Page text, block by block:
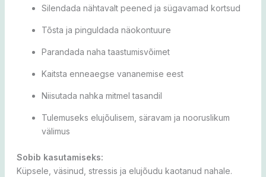
Silendada nähtavalt peened ja sügavamad kortsud
Tõsta ja pinguldada näokontuure
Parandada naha taastumisvõimet
Kaitsta enneaegse vananemise eest
Niisutada nahka mitmel tasandil
Tulemuseks elujõulisem, säravam ja nooruslikum
välimus
Sobib kasutamiseks:
Küpsele, väsinud, stressis ja elujõudu kaotanud nahale.